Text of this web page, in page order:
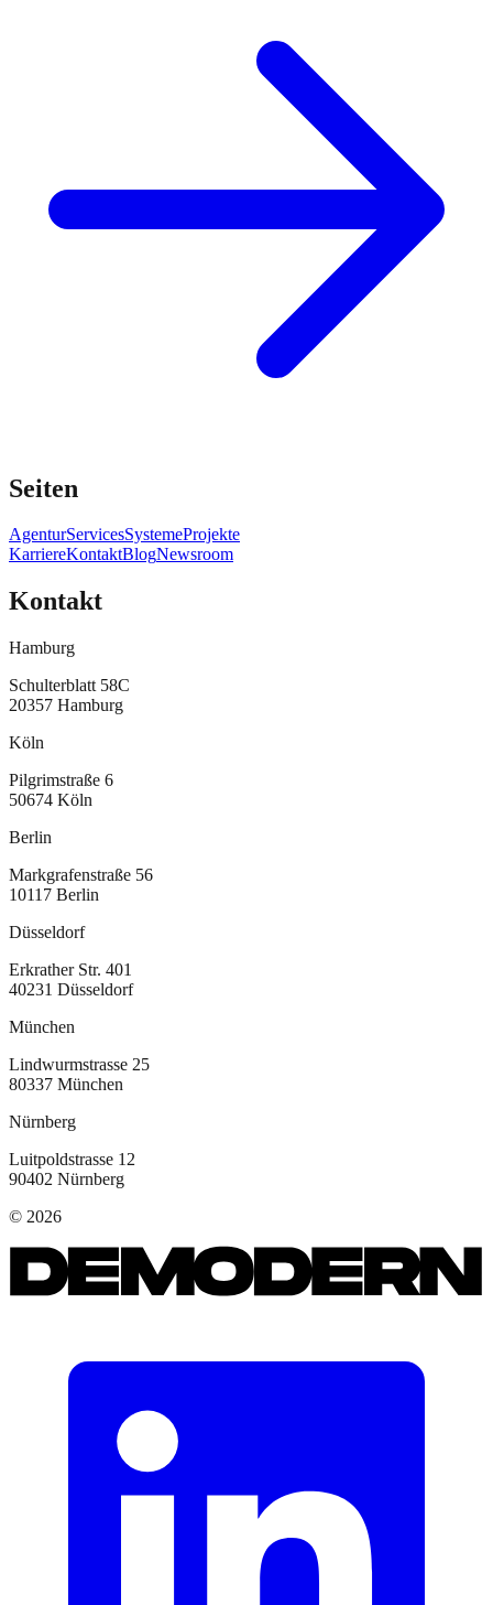
Seiten
AgenturServicesSystemeProjekte
KarriereKontaktBlogNewsroom
Kontakt
Hamburg
Schulterblatt 58C
20357 Hamburg
Köln
Pilgrimstraße 6
50674 Köln
Berlin
Markgrafenstraße 56
10117 Berlin
Düsseldorf
Erkrather Str. 401
40231 Düsseldorf
München
Lindwurmstrasse 25
80337 München
Nürnberg
Luitpoldstrasse 12
90402 Nürnberg
© 2026